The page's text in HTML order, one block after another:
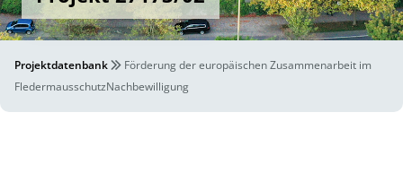
Projektdatenbank
Förderung der europäischen Zusammenarbeit im
FledermausschutzNachbewilligung